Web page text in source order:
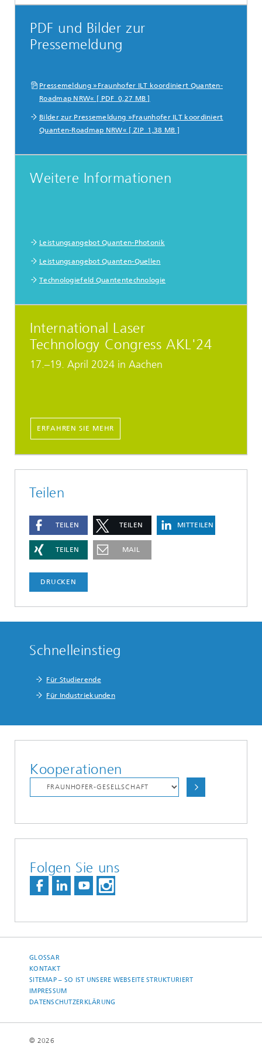
PDF und Bilder zur
Pressemeldung
Pressemeldung »Fraunhofer ILT koordiniert Quanten-
Roadmap NRW« [ PDF 0,27 MB ]
Bilder zur Pressemeldung »Fraunhofer ILT koordiniert
Quanten-Roadmap NRW« [ ZIP 1,38 MB ]
Weitere Informationen
Leistungsangebot Quanten-Photonik
Leistungsangebot Quanten-Quellen
Technologiefeld Quantentechnologie
International Laser
Technology Congress AKL'24
17.–19. April 2024 in Aachen
ERFAHREN SIE MEHR
Teilen
TEILEN TEILEN MITTEILEN
TEILEN MAIL
DRUCKEN
Schnelleinstieg
Für Studierende
Für Industriekunden
Kooperationen
Folgen Sie uns
GLOSSAR
KONTAKT
SITEMAP – SO IST UNSERE WEBSEITE STRUKTURIERT
IMPRESSUM
DATENSCHUTZERKLÄRUNG
© 2026